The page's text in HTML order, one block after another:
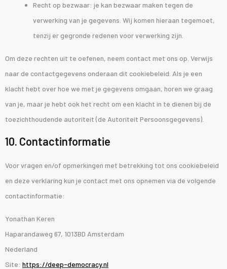
Recht op bezwaar: je kan bezwaar maken tegen de
verwerking van je gegevens. Wij komen hieraan tegemoet,
tenzij er gegronde redenen voor verwerking zijn.
Om deze rechten uit te oefenen, neem contact met ons op. Verwijs
naar de contactgegevens onderaan dit cookiebeleid. Als je een
klacht hebt over hoe we met je gegevens omgaan, horen we graag
van je, maar je hebt ook het recht om een klacht in te dienen bij de
toezichthoudende autoriteit (de Autoriteit Persoonsgegevens).
10. Contactinformatie
Voor vragen en/of opmerkingen met betrekking tot ons cookiebeleid
en deze verklaring kun je contact met ons opnemen via de volgende
contactinformatie:
Yonathan Keren
Haparandaweg 67, 1013BD Amsterdam
Nederland
Site: https://deep-democracy.nl